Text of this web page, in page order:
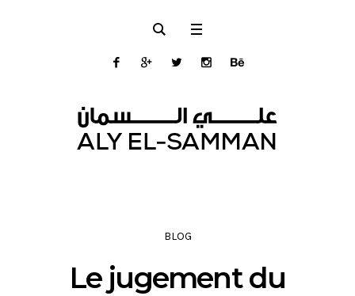
BLOG
Le jugement du